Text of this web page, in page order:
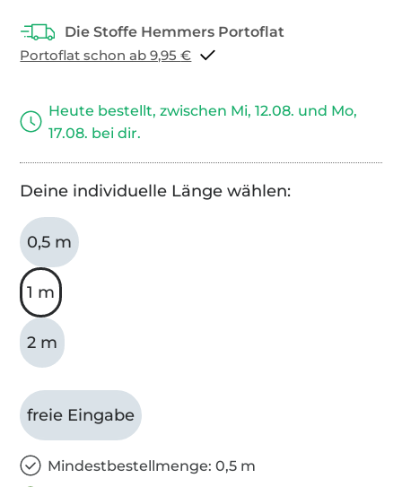
Portoflat schon ab 9,95 €
Heute bestellt, zwischen Mi, 12.08. und Mo,
17.08. bei dir.
Deine individuelle Länge wählen:
0,5 m
1 m
2 m
freie Eingabe
Mindestbestellmenge: 0,5 m